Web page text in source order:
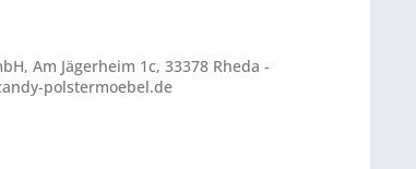
Am Jägerheim 1c, 33378 Rheda -
polstermoebel.de